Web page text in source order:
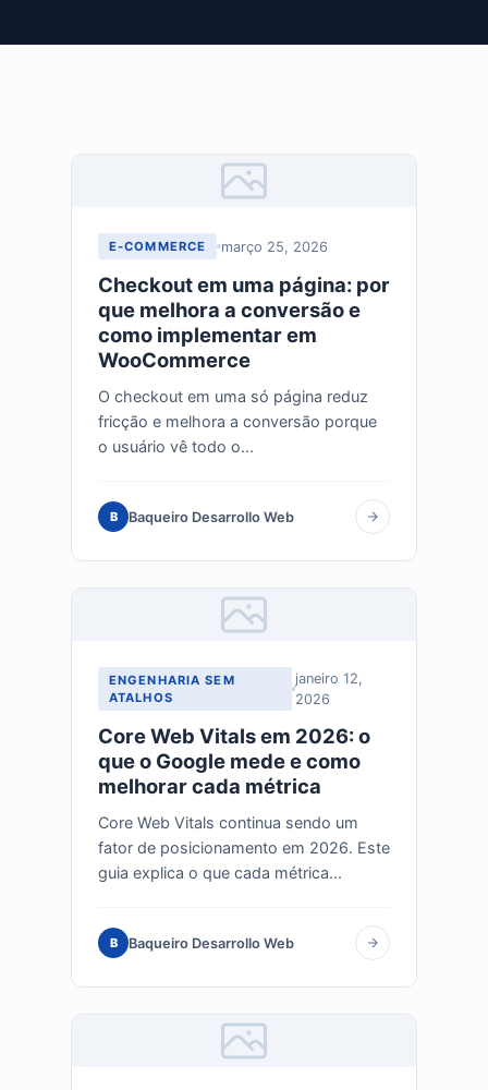
E-COMMERCE março 25, 2026
Checkout em uma página: por
que melhora a conversão e
como implementar em
WooCommerce
O checkout em uma só página reduz
fricção e melhora a conversão porque
o usuário vê todo o...
B Baqueiro Desarrollo Web
ENGENHARIA SEM
ATALHOS
janeiro 12,
2026
Core Web Vitals em 2026: o
que o Google mede e como
melhorar cada métrica
Core Web Vitals continua sendo um
fator de posicionamento em 2026. Este
guia explica o que cada métrica...
B Baqueiro Desarrollo Web